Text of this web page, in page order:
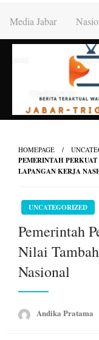
content
Media Jabar
HOMEPAGE
PEMERINTAH
LAPANGAN KERJA
UNCATEGORIZED
Pemerintah
Nilai
Nasional
Andika Pratama